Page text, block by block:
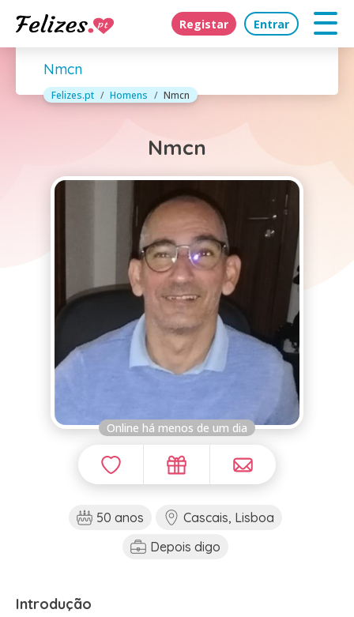
Registar Entrar
Nmcn
Felizes.pt Homens Nmcn
Nmcn
Online há menos de um dia
50 anos
Cascais, Lisboa
Depois digo
Introdução